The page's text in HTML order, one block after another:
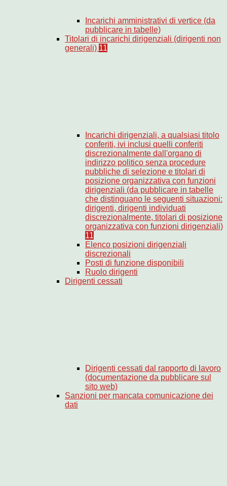
Incarichi amministrativi di vertice (da
pubblicare in tabelle)
Titolari di incarichi dirigenziali (dirigenti non
generali) 11
Incarichi dirigenziali, a qualsiasi titolo
conferiti, ivi inclusi quelli conferiti
discrezionalmente dall'organo di
indirizzo politico senza procedure
pubbliche di selezione e titolari di
posizione organizzativa con funzioni
dirigenziali (da pubblicare in tabelle
che distinguano le seguenti situazioni:
dirigenti, dirigenti individuati
discrezionalmente, titolari di posizione
organizzativa con funzioni dirigenziali)
11
Elenco posizioni dirigenziali
discrezionali
Posti di funzione disponibili
Ruolo dirigenti
Dirigenti cessati
Dirigenti cessati dal rapporto di lavoro
(documentazione da pubblicare sul
sito web)
Sanzioni per mancata comunicazione dei
dati